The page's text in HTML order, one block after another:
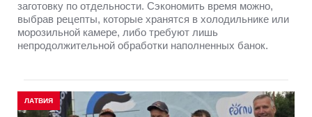
заготовку по отдельности. Сэкономить время можно,
выбрав рецепты, которые хранятся в холодильнике или
морозильной камере, либо требуют лишь
непродолжительной обработки наполненных банок.
ЛАТВИЯ